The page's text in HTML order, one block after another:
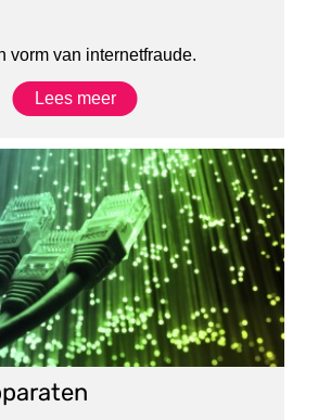
vorm van internetfraude.
Lees meer